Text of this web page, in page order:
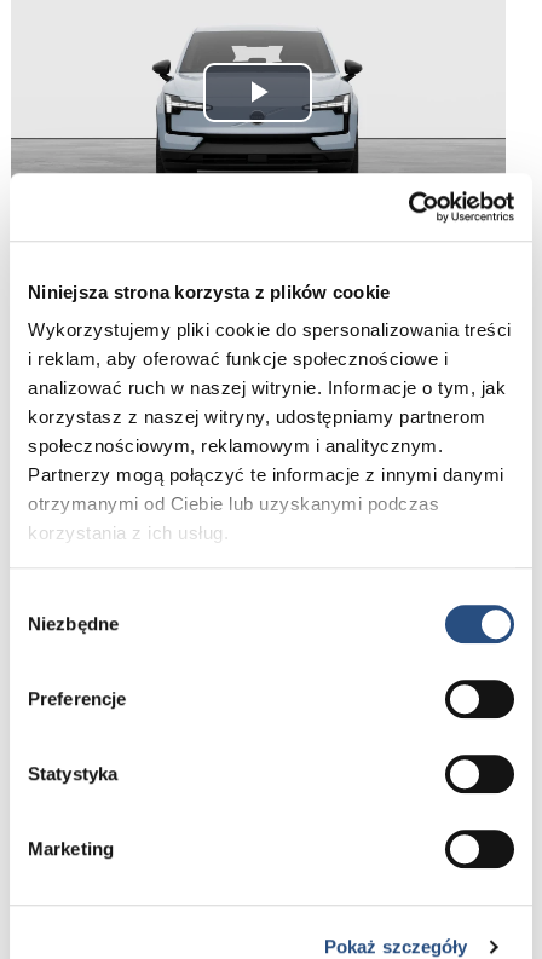
Niniejsza strona korzysta z plików cookie
Wykorzystujemy pliki cookie do spersonalizowania treści
i reklam, aby oferować funkcje społecznościowe i
analizować ruch w naszej witrynie. Informacje o tym, jak
korzystasz z naszej witryny, udostępniamy partnerom
społecznościowym, reklamowym i analitycznym.
Partnerzy mogą połączyć te informacje z innymi danymi
otrzymanymi od Ciebie lub uzyskanymi podczas
korzystania z ich usług.
zgody
Niezbędne
Preferencje
Statystyka
Marketing
Pokaż szczegóły
Play
Video
Poznaj Volvo bliżej – umów się na jazdę testową
i poczuj różnicę. A jeśli już wiesz, czego szukasz,
odwiedź nasz konfigurator i stwórz Volvo idealne dla
siebie.
Jazda testowa
w elektrycznym
technologię z inteligentnymi
płaskiej podłodze zyskano schowki, jak
w wersjach Plus i Ultra, maksymalizując